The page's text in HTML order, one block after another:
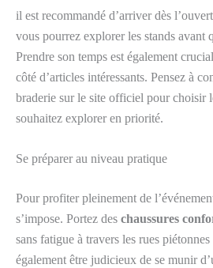
il est recommandé d’arriver dès
vous pourrez explorer les stands avant
Prendre son temps est également
côté d’articles intéressants. Pensez à
braderie sur le site officiel pour choisir
souhaitez explorer en priorité.
Se préparer au niveau pratique
Pour profiter pleinement de
s’impose. Portez des chaussures
sans fatigue à travers les rues
également être judicieux de se munir